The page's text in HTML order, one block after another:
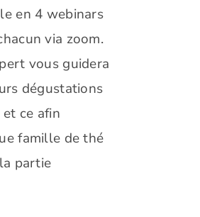
en 4 webinars
via zoom.
vous guidera
dégustations
ce afin
famille de thé
partie